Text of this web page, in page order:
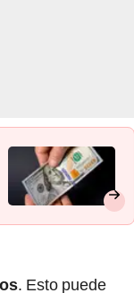
. Esto puede